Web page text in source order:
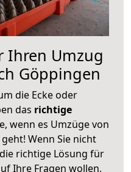
Ihren Umzug
Göppingen
die Ecke oder
das richtige
wenn es Umzüge von
Wenn Sie nicht
richtige Lösung für
Ihre Fragen wollen,